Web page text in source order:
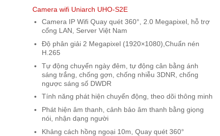
Camera wifi Uniarch UHO-S2E
Camera IP Wifi Quay quét 360°, 2.0 Megapixel, hỗ trợ
cổng LAN, Server Việt Nam
Độ phân giải 2 Megapixel (1920×1080),Chuẩn nén
H.265
Tự động chuyển ngày đêm, tự động cân bằng ánh
sáng trắng, chống gợn, chống nhiễu 3DNR, chống
ngược sáng số DWDR
Tính năng phát hiện chuyển động, theo dõi thông minh
Phát hiện âm thanh, cảnh bảo âm thanh bằng giọng
nói, nhận dạng người
Khảng cách hồng ngoại 10m, Quay quét 360°